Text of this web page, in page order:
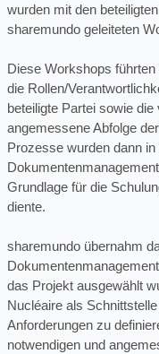
wurden mit den
sharemundo geleiteten
Diese Workshops
die Rollen/
beteiligte Partei sowie
angemessene Abfolge
Prozesse wurden dann
Grundlage für die
diente.
sharemundo übernahm
das Projekt ausgewählt
Nucléaire als
Anforderungen zu
notwendigen und